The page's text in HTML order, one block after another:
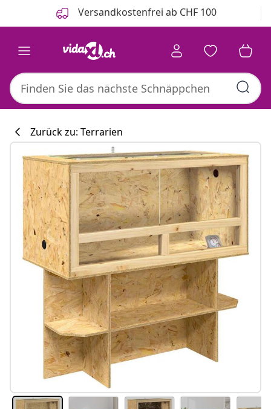
Versandkostenfrei ab CHF 100
Zurück zu: Terrarien